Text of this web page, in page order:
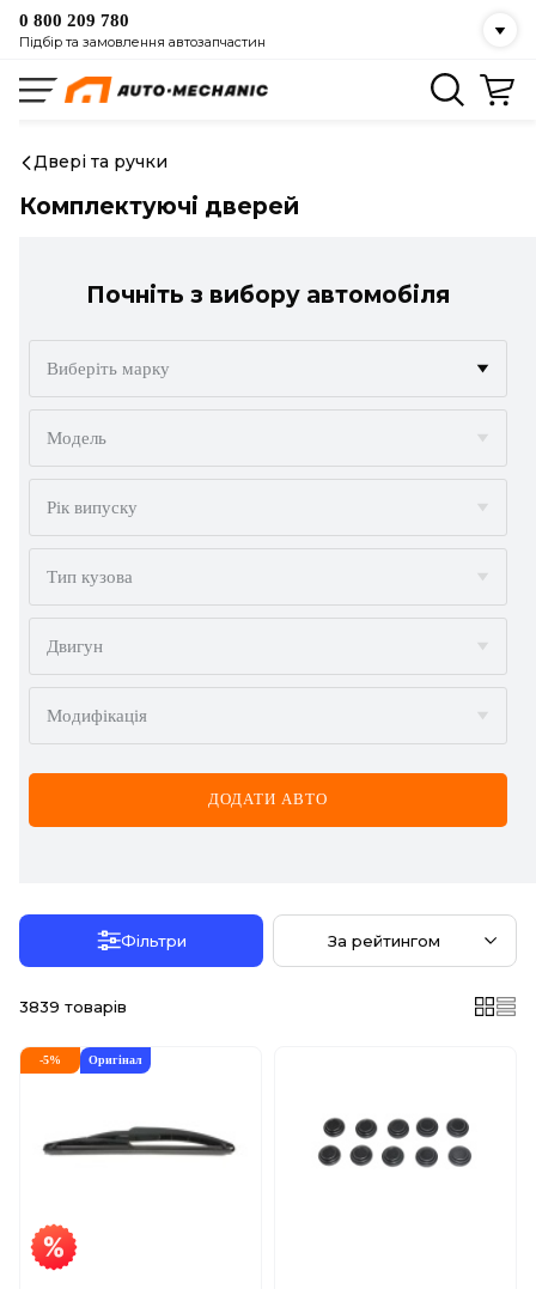
0 800 209 780
Підбір та замовлення автозапчастин
Двері та ручки
Комплектуючі дверей
Почніть з вибору автомобіля
Виберіть марку
ALFA ROMEO
BMW
BYD
CADILLAC
CHERY
CHEVROLET
CHRYSLER
DS
FORD USA
GEELY
Модель
Рік випуску
Тип кузова
Двигун
Модифікація
ДОДАТИ АВТО
Фільтри За рейтингом
3839 товарів
-5% Оригінал